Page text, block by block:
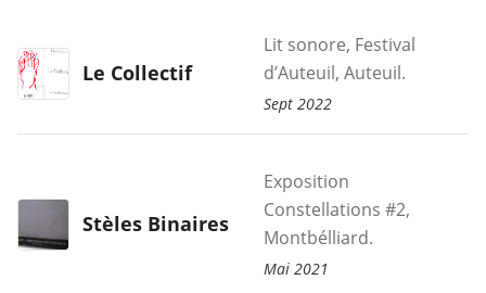
Le Collectif
Lit sonore, Festival
d’Auteuil, Auteuil.
Sept 2022
Stèles Binaires
Exposition
Constellations #2,
Montbélliard.
Mai 2021